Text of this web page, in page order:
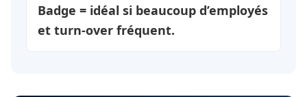
Badge = idéal si beaucoup d’employés
et turn-over fréquent.